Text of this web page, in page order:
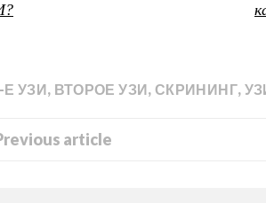
Е УЗИ, ВТОРОЕ УЗИ, СКРИНИНГ,
article